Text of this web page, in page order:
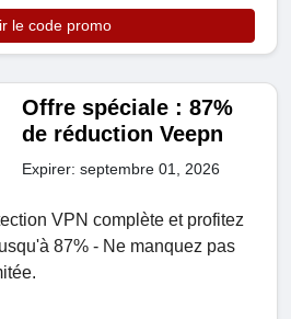
le code promo
Offre spéciale : 87%
de réduction Veepn
Expirer: septembre 01, 2026
VPN complète et profitez
87% - Ne manquez pas